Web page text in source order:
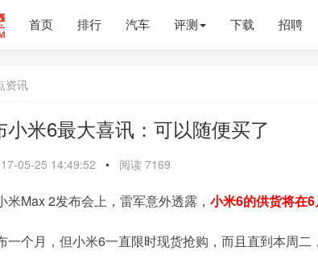
首页 排行 汽车 评测 下载 招聘
资讯
小米6最大喜讯：可以随便买了
05-25 14:49:52 • 阅读 7169
米Max 2发布会上，雷军意外透露， 小米6的供货将在
一个月，但小米6一直限时现货抢购，而且直到本周